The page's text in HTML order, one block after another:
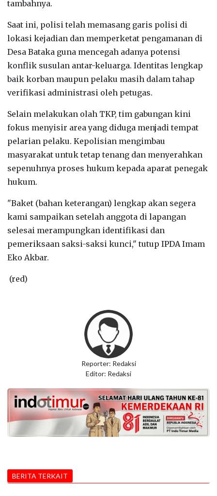
tambahnya.
Saat ini, polisi telah memasang garis polisi di
lokasi kejadian dan memperketat pengamanan di
Desa Bataka guna mencegah adanya potensi
konflik susulan antar-keluarga. Identitas lengkap
baik korban maupun pelaku masih dalam tahap
verifikasi administrasi oleh petugas.
Selain melakukan olah TKP, tim gabungan kini
fokus menyisir area yang diduga menjadi tempat
pelarian pelaku. Kepolisian mengimbau
masyarakat untuk tetap tenang dan menyerahkan
sepenuhnya proses hukum kepada aparat penegak
hukum.
"Baket (bahan keterangan) lengkap akan segera
kami sampaikan setelah anggota di lapangan
selesai merampungkan identifikasi dan
pemeriksaan saksi-saksi kunci," tutup IPDA Imam
Eko Akbar.
(red)
Reporter: Redaksi
Editor: Redaksi
BERITA TERKAIT